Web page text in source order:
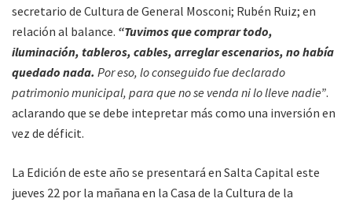
secretario de Cultura de General Mosconi; Rubén Ruiz; en
relación al balance. “Tuvimos que comprar todo,
iluminación, tableros, cables, arreglar escenarios, no había
quedado nada. Por eso, lo conseguido fue declarado
patrimonio municipal, para que no se venda ni lo lleve nadie”.
aclarando que se debe intepretar más como una inversión en
vez de déficit.
La Edición de este año se presentará en Salta Capital este
jueves 22 por la mañana en la Casa de la Cultura de la